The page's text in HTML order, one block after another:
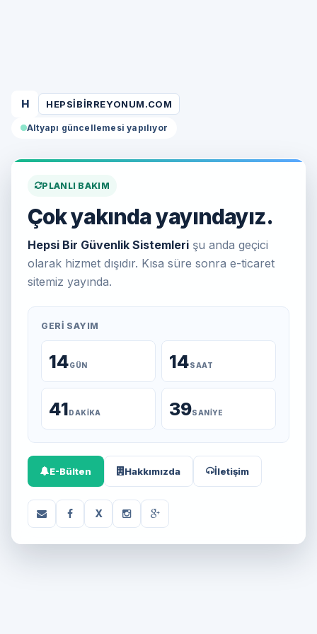
H HEPSIBIRREYONUM.COM
Altyapı güncellemesi yapılıyor
PLANLI BAKIM
Çok yakında yayındayız.
Hepsi Bir Güvenlik Sistemleri şu anda geçici
olarak hizmet dışıdır. Kısa süre sonra e-ticaret
sitemiz yayında.
GERI SAYIM
14GÜN 14SAAT
41DAKIKA 39SANIYE
E-Bülten Hakkımızda İletişim
X